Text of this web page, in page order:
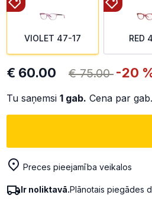
VIOLET 47-17 RED
€ 60.00 € 75.00 -20
Tu saņemsi 1 gab. Cena par gab.
Preces pieejamība veikalos
Ir noliktavā.Plānotais piegādes